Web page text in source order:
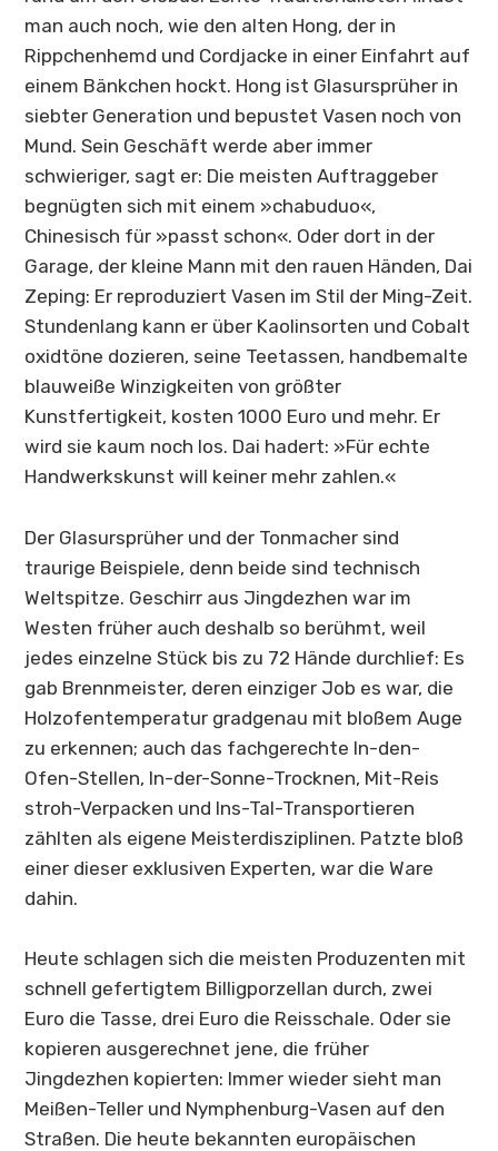
man auch noch, wie den alten Hong, der in
Rippchenhemd und Cordjacke in einer Einfahrt auf
einem Bänkchen hockt. Hong ist Glasursprüher in
siebter Generation und bepustet Vasen noch von
Mund. Sein Geschäft werde aber immer
schwieriger, sagt er: Die meisten Auftraggeber
begnügten sich mit einem »chabuduo«,
Chinesisch für »passt schon«. Oder dort in der
Garage, der kleine Mann mit den rauen Händen, Dai
Zeping: Er reproduziert Vasen im Stil der Ming-Zeit.
Stundenlang kann er über Kaolinsorten und Cobalt
oxidtöne dozieren, seine Teetassen, handbemalte
blauweiße Winzigkeiten von größter
Kunstfertigkeit, kosten 1000 Euro und mehr. Er
wird sie kaum noch los. Dai hadert: »Für echte
Handwerkskunst will keiner mehr zahlen.«
Der Glasursprüher und der Tonmacher sind
traurige Beispiele, denn beide sind technisch
Weltspitze. Geschirr aus Jingdezhen war im
Westen früher auch deshalb so berühmt, weil
jedes einzelne Stück bis zu 72 Hände durchlief: Es
gab Brennmeister, deren einziger Job es war, die
Holzofentemperatur gradgenau mit bloßem Auge
zu erkennen; auch das fachgerechte In-den-
Ofen-Stellen, In-der-Sonne-Trocknen, Mit-Reis
stroh-Verpacken und Ins-Tal-Transportieren
zählten als eigene Meisterdisziplinen. Patzte bloß
einer dieser exklusiven Experten, war die Ware
dahin.
Heute schlagen sich die meisten Produzenten mit
schnell gefertigtem Billigporzellan durch, zwei
Euro die Tasse, drei Euro die Reisschale. Oder sie
kopieren ausgerechnet jene, die früher
Jingdezhen kopierten: Immer wieder sieht man
Meißen-Teller und Nymphenburg-Vasen auf den
Straßen. Die heute bekannten europäischen